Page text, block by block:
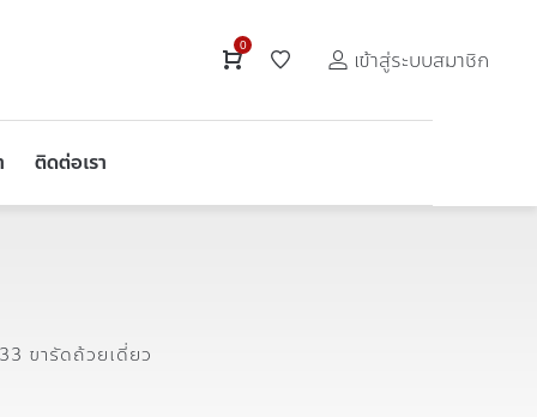
0
เข้าสู่ระบบสมาชิก
ติดต่อเรา
ขารัดถ้วยเดี่ยว